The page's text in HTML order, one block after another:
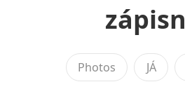
Photos JÁ